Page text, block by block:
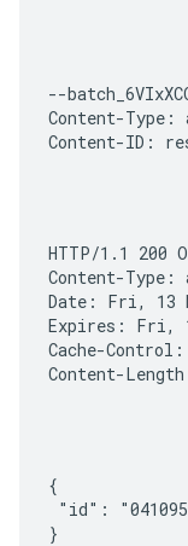
--
Content-
Content-ID:
HTTP/1.1 200
Content-
Date: Fri, 13
Expires: Fri,
Cache-
Content-
{
"id":
}